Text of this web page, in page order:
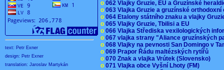
text: Petr Exner
design: Petr Exner
translation: Jaroslav Martykán
o 062 Vlajky Gruzie, EU a Gruzínské
o 063 Vlajka Gruzie a gruzínské
o 064 Etalony státního znaku a vlajky
o 065 Vlajky Gruzie, Tbilisi a EU
o 066 Vlajka Střediska vexilologických
o 067 vlajka strany "Aliance gruzínských
o 068 Vlajky na pevnosti San Domingo v
o 069 Prapor Řádu maltézských rytířů
o 070 Znak a vlajka Vrútek (Slovensko)
o 071 Vlajka obce Vyšní Lhoty (FM)